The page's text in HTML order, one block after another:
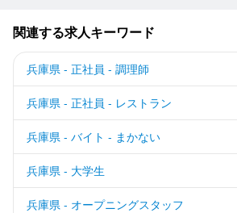
関連する求人キーワード
兵庫県 - 正社員 - 調理師
兵庫県 - 正社員 - レストラン
兵庫県 - バイト - まかない
兵庫県 - 大学生
兵庫県 - オープニングスタッフ